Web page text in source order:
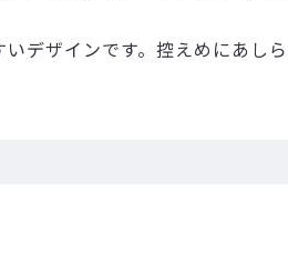
デザインです。控えめにあしら